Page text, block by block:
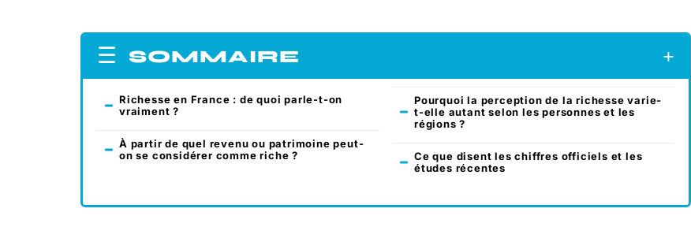
SOMMAIRE
Richesse en France : de quoi parle-t-on
vraiment ?
À partir de quel revenu ou patrimoine peut-
on se considérer comme riche ?
Pourquoi la perception de la richesse varie-
t-elle autant selon les personnes et les
régions ?
Ce que disent les chiffres officiels et les
études récentes